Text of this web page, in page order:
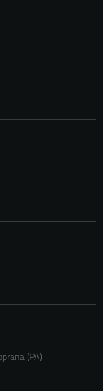
(PA)
cookie
raccolgono